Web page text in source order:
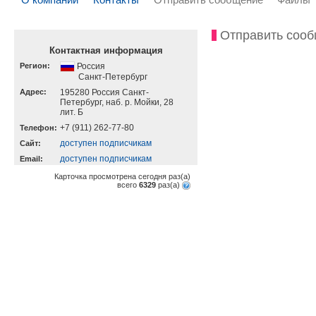
Контактная информация
Регион:
Россия
Санкт-Петербург
Адрес:
195280 Россия Санкт-
Петербург, наб. р. Мойки, 28
лит. Б
Телефон: +7 (911) 262-77-80
Cайт: доступен подписчикам
Email: доступен подписчикам
Карточка просмотрена сегодня раз(a)
всего 6329 раз(a)
Отправить